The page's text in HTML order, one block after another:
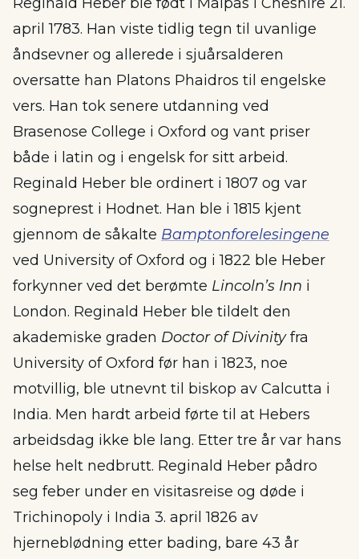
april 1783. Han viste tidlig tegn til uvanlige
åndsevner og allerede i sjuårsalderen
oversatte han Platons Phaidros til engelske
vers. Han tok senere utdanning ved
Brasenose College i Oxford og vant priser
både i latin og i engelsk for sitt arbeid.
Reginald Heber ble ordinert i 1807 og var
sogneprest i Hodnet. Han ble i 1815 kjent
gjennom de såkalte Bamptonforelesingene
ved University of Oxford og i 1822 ble Heber
forkynner ved det berømte Lincoln’s Inn i
London. Reginald Heber ble tildelt den
akademiske graden Doctor of Divinityfra
University of Oxford før han i 1823, noe
motvillig, ble utnevnt til biskop av Calcutta i
India. Men hardt arbeid førte til at Hebers
arbeidsdag ikke ble lang. Etter tre år var hans
helse helt nedbrutt. Reginald Heber pådro
seg feber under en visitasreise og døde i
Trichinopoly i India 3. april 1826 av
hjerneblødning etter bading, bare 43 år